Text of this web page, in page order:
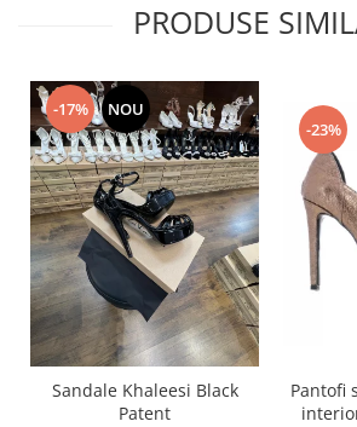
PRODUSE
-17% NOU
Sandale Khaleesi Black
Patent
-23%
Pantofi